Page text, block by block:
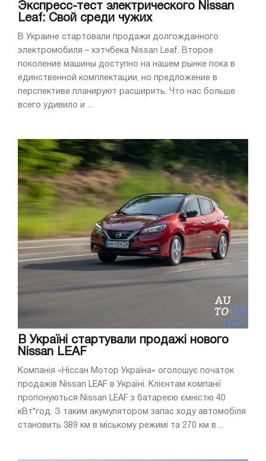
Экспресс-тест электрического Nissan
Leaf: Свой среди чужих
В Украине стартовали продажи долгожданного
электромобиля – хэтчбека Nissan Leaf. Второе
поколение машины доступно на нашем рынке пока в
единственной комплектации, но предложение в
перспективе планируют расширить. Что нас больше
всего удивило и ...
В Україні стартували продажі нового
Nissan LEAF
Компанія «Ніссан Мотор Україна» оголошує початок
продажів Nissan LEAF в Україні. Клієнтам компанії
пропонуються Nissan LEAF з батареєю ємністю 40
кВт*год. З таким акумулятором запас ходу автомобіля
становить 389 км в міському режимі та 270 км в ...